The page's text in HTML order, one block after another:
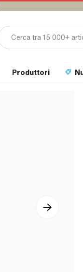
Produttori